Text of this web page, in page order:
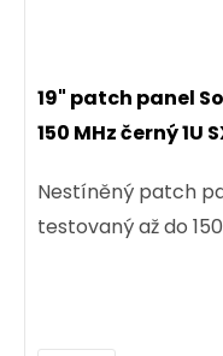
19" patch panel
150 MHz černý 1U
Nestíněný patch
testovaný až do